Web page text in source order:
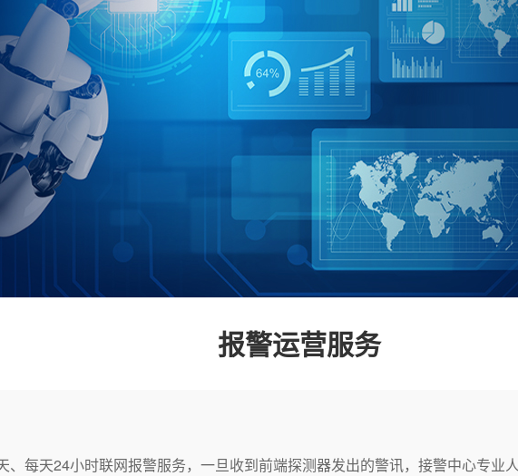
报警运营服务
每天24小时联网报警服务，一旦收到前端探测器发出的警讯，接警中心专业